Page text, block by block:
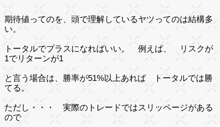
期待値ってのを、頭で理解しているヤツってのは結構多
い。
トータルでプラスになればいい。 例えば、 リスクが
1でリターンが1
と言う場合は、勝率が51%以上あれば トータルでは勝
てる。
ただし・・・ 実際のトレードではスリッページがある
ので